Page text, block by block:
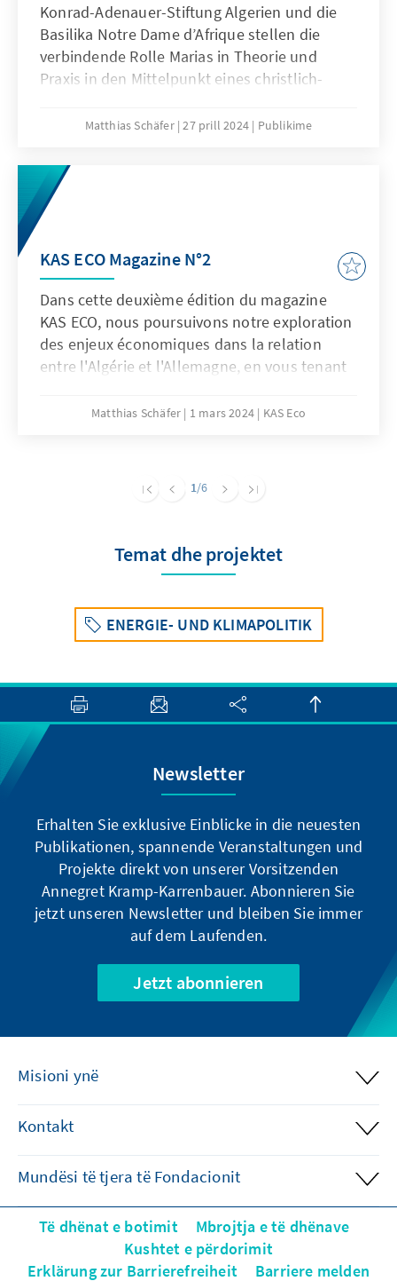
Konrad-Adenauer-Stiftung Algerien und die
Basilika Notre Dame d’Afrique stellen die
verbindende Rolle Marias in Theorie und
Praxis in den Mittelpunkt eines christlich-
Matthias Schäfer 27 prill 2024 Publikime
KAS ECO Magazine N°2
Dans cette deuxième édition du magazine
KAS ECO, nous poursuivons notre exploration
des enjeux économiques dans la relation
entre l'Algérie et l'Allemagne, en vous tenant
et pertinents.Matthias Schäfer 1 mars 2024 KAS Eco
1/6
Temat dhe projektet
ENERGIE- UND KLIMAPOLITIK
Newsletter
Erhalten Sie exklusive Einblicke in die neuesten
Publikationen, spannende Veranstaltungen und
Projekte direkt von unserer Vorsitzenden
Annegret Kramp-Karrenbauer. Abonnieren Sie
jetzt unseren Newsletter und bleiben Sie immer
auf dem Laufenden.
Jetzt abonnieren
Misioni ynë
Kontakt
Mundësi të tjera të Fondacionit
Të dhënat e botimit
Mbrojtja e të dhënave
Kushtet e përdorimit
Erklärung zur Barrierefreiheit
Barriere melden